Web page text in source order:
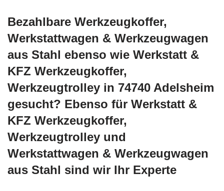
Bezahlbare Werkzeugkoffer,
Werkstattwagen & Werkzeugwagen
aus Stahl ebenso wie Werkstatt &
KFZ Werkzeugkoffer,
Werkzeugtrolley in 74740 Adelsheim
gesucht? Ebenso für Werkstatt &
KFZ Werkzeugkoffer,
Werkzeugtrolley und
Werkstattwagen & Werkzeugwagen
aus Stahl sind wir Ihr Experte